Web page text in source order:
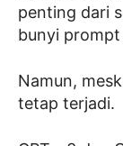
penting dari
bunyi
Namun,
tetap terjadi.